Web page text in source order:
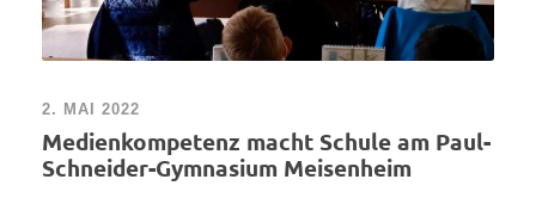
2. MAI 2022
Medienkompetenz macht Schule am Paul-
Schneider-Gymnasium Meisenheim